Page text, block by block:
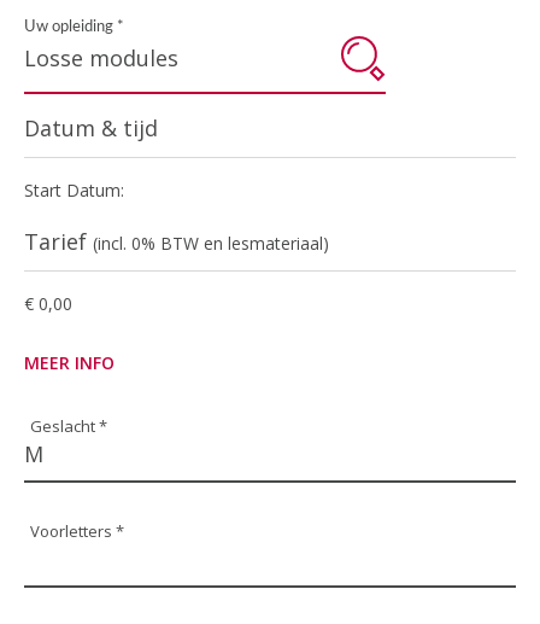
Uw opleiding *
Datum & tijd
Start Datum:
Tarief (incl. 0% BTW en lesmateriaal)
€ 0,00
MEER INFO
Geslacht *
Voorletters *